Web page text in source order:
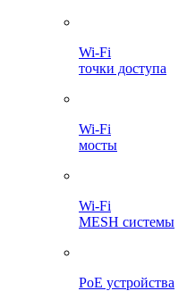
Wi-Fi
точки доступа
Wi-Fi
мосты
Wi-Fi
MESH системы
PoE устройства